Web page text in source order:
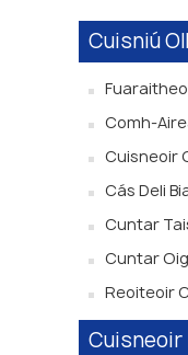
Cuisniú
Comh-
Cuisneoir
Cás Deli
Cuntar
Cuntar
Reoiteoir
Cuisneoir